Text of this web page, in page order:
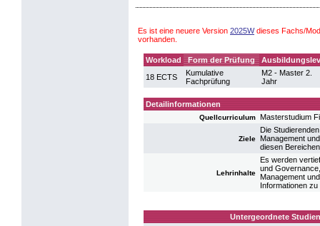
Es ist eine neuere Version 2025Wdieses Fachs/
vorhanden.
Workload Form der Prüfung
18 ECTS
Kumulative
Fachprüfung
M2 - Master 2.
Jahr
Detailinformationen
Quellcurriculum Masterstudium
Ziele
Die
Management
diesen
Lehrinhalte
Es werden
und
Management
Informationen
Untergeordnete